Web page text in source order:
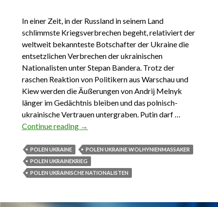
In einer Zeit, in der Russland in seinem Land
schlimmste Kriegsverbrechen begeht, relativiert der
weltweit bekannteste Botschafter der Ukraine die
entsetzlichen Verbrechen der ukrainischen
Nationalisten unter Stepan Bandera. Trotz der
raschen Reaktion von Politikern aus Warschau und
Kiew werden die Äußerungen von Andrij Melnyk
länger im Gedächtnis bleiben und das polnisch-
ukrainische Vertrauen untergraben. Putin darf …
Continue reading 3.07.2022. Botschafter Melnyk ist zu
→
POLEN UKRAINE
POLEN UKRAINE WOLHYNIENMASSAKER
POLEN UKRAINEKRIEG
POLEN UKRAINISCHE NATIONALISTEN